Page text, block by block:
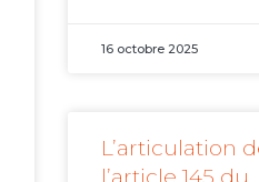
16 octobre 2025
L’articulation
l’article 145 du